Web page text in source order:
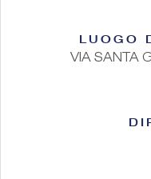
LUOGO
VIA SANTA